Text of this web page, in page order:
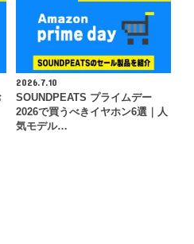
2026.7.10
SOUNDPEATS プライムデー
2026で買うべきイヤホン6選｜人
気モデル…